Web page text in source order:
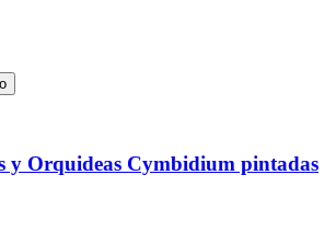
y Orquideas Cymbidium pintadas